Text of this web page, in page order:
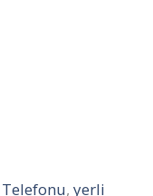
,yerli